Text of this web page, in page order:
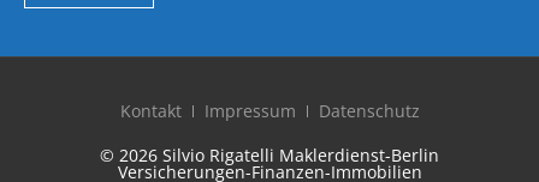
Kontakt Impressum
Datenschutz
© 2026 Silvio Rigatelli Maklerdienst-Berlin
Versicherungen-Finanzen-Immobilien